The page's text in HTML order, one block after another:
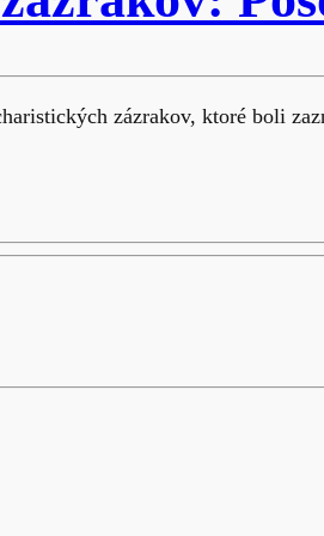
zázrakov, ktoré boli